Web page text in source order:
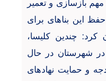
بازسازی و تعمیر
حفظ این بناهای برای
کرد: چندین کلیسا،
در شهرستان در حال
و حمایت نهادهای